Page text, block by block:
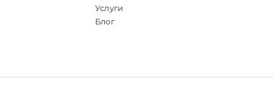
Услуги
Блог